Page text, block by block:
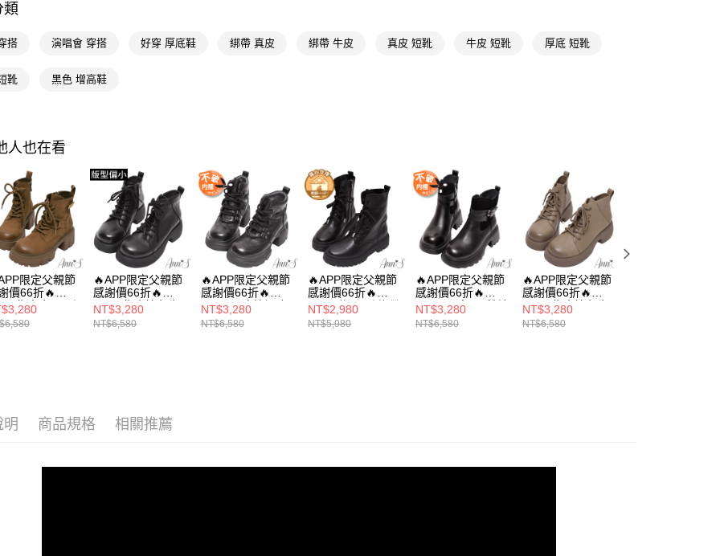
流程，驗證手機門號後，選擇欲分期的期數、繳款截止日，確認付款後即
2.透過簡訊連結打開帳單後，可選擇「超商條碼／台灣大直營門市／銀行轉
帳／街口支付／iPASS MONEY」等通路繳費。
【注意事項】
1.本服務係由「台灣大哥大股份有限公司」（以下簡稱本公司）所提供，讓
用戶於交易時，得透過本服務購買商品或服務，並由商店將買賣／分期付
款買賣價金債權讓與本公司後，依約使用本公司帳單繳交帳款。
2.基於同意付款使用「大哥付你分期」之契約關係目的，商店將以您的個人
資料（包含姓名、電話或地址）提供予台灣大哥大進項蒐集、處理及利
用，由本公司與您本人進行分期帳單所需資料之確認、核對及更正。
3.完整用戶服務條款，請詳閱以下連結：
https://oppay.tw/userRule
【關於「AFTEE先享後付」】
付」結帳頁面，進行簡訊認證並確認金額後，即可完成結帳。
２．訂單成立數日內，您將收到繳費通知簡訊。
３．收到繳費通知簡訊後14天內，點擊此簡訊中的連結，可透過四大超商
／ATM／網路銀行／等多元方式進行付款，方視為交易完成。
※ 請注意：結帳手續完成當下不需立刻繳費，但若您需要取消訂單，請聯
絡購買商品的店家。未經商家同意取消之訂單仍視為有效，需透過AFTEE
先享後付繳納相關費用。
※ 交易是否成功請以「AFTEE先享後付 」之結帳頁面顯示為準，若有關於
是否繳費成功／繳費後需取消欲退款等相關疑問，請聯繫「AFTEE先享後
付客戶支援中心」
https://netprotections.freshdesk.com/support/home
４．使用「AFTEE先享後付」時，將依據個別帳號之用戶狀況，依本公司
付款後全家取貨
每筆NT$100，滿NT$999(含以上)免運費
萊爾富付款取貨
每筆NT$100，滿NT$999(含以上)免運費
付款後萊爾富取貨
每筆NT$100，滿NT$999(含以上)免運費
選顏色
選款式 ★全新柔軟體驗高訂真皮靴
選款式 真皮靴
選腳型 埃及腳
選材質 真皮
選款式 軍靴
海外港澳直送專區
選款式 ★時髦顯瘦短靴
類
搭 演唱會 穿搭 好穿 厚底鞋 綁帶 真皮 綁帶 牛皮 真皮 短靴 牛皮 短靴 厚底 短靴
靴 黑色 增高鞋
人也在看
限定父親節
價66折🔥
復古金屬6孔
牛皮真皮厚底
短靴6cm-卡其
🔥APP限定父親節
感謝價66折🔥
Ann’S復古擦色牛
皮小男孩6孔綁帶
厚底短靴6cm-黑
NT$3,280
NT$6,580
🔥APP限定父親節
感謝價66折🔥
Ann’S顯瘦拉提-輕
量厚底綁帶真皮牛
皮短靴6cm-黑
NT$3,280
NT$6,580
🔥APP限定父親節
感謝價66折🔥
Ann’S休閒5孔綁帶
真皮牛皮厚底短靴
5.5cm-黑
NT$2,980
NT$5,980
🔥APP限定父親節
感謝價66折🔥
Ann’S顯瘦V口雙繞
帶頂級牛皮真皮厚
底圓頭短靴5.5cm-
NT$3,280
NT$6,580
🔥APP限定父親節
感謝價66折🔥
Ann’S復古擦色牛
皮小男孩6孔綁帶
厚底短靴6cm-卡其
NT$3,280
NT$6,580
明 商品規格 相關推薦